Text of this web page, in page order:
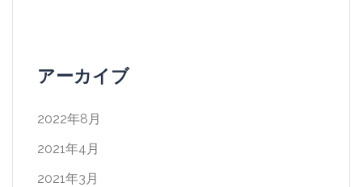
アーカイブ
2022年8月
2021年4月
2021年3月